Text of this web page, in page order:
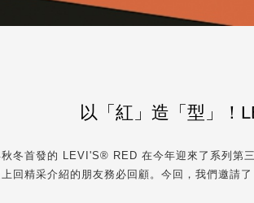
以「紅」造「型」！
冬首發的 LEVI'S® RED 在今年迎來了系列第
上回精采介紹的朋友務必回顧。今回，我們邀